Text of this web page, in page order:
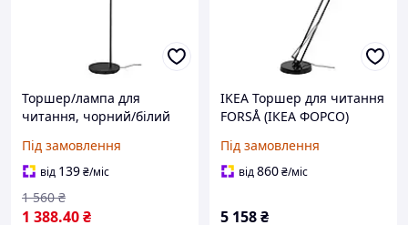
Торшер/лампа для
читання, чорний/білий
Під замовлення
від 139₴/міс
1 388.40₴
1 560 ₴
IKEA Торшер для читання
FORSÅ (ІКЕА ФОРСО)
Під замовлення
від860₴/міс
5 158₴